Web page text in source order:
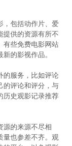
，包括动作片、爱
提供的资源有所不
有些免费电影网站
的影视作品。
的服务，比如评论
的评论和评分，与
历史观影记录推荐
源的来源不尽相
量也参差不齐。观